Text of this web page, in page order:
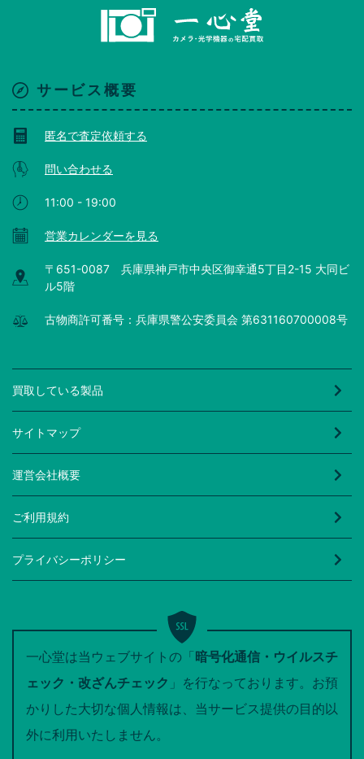
サービス概要
匿名で査定依頼する
問い合わせる
11:00 - 19:00
営業カレンダーを見る
〒651-0087 兵庫県神戸市中央区御幸通5丁目2-15 大同ビ
ル5階
古物商許可番号：兵庫県警公安委員会 第631160700008号
買取している製品
サイトマップ
運営会社概要
ご利用規約
プライバシーポリシー
一心堂は当ウェブサイトの「暗号化通信・ウイルスチ
ェック・改ざんチェック 」を行なっております。お預
かりした大切な個人情報は、当サービス提供の目的以
外に利用いたしません。